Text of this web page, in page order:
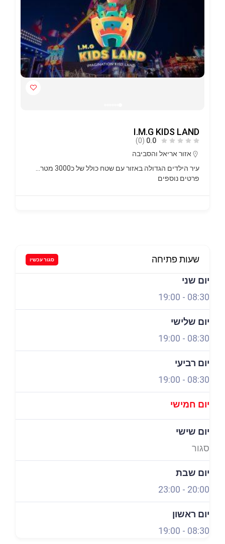
סגור עכשיו
בי"ס לריקוד KRISS KROSS DANCE
ACADEMY
0.0
(0)
אזור אריאל והסביבה
0506527224
שעות פתיחה סגור עכשיו
יום שני
08:30
-
19:00
יום שלישי
08:30
-
19:00
יום רביעי
08:30
-
19:00
יום חמישי
יום שישי
סגור
יום שבת
20:00
-
23:00
יום ראשון
08:30
-
19:00